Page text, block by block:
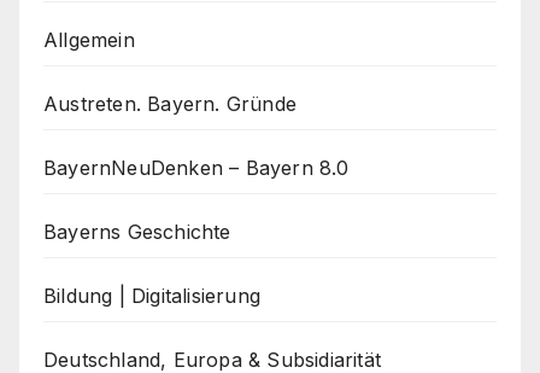
Allgemein
Austreten. Bayern. Gründe
BayernNeuDenken – Bayern 8.0
Bayerns Geschichte
Bildung | Digitalisierung
Deutschland, Europa & Subsidiarität